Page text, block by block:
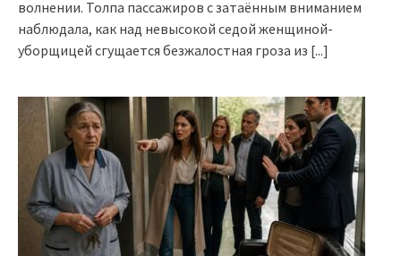
волнении. Толпа пассажиров с затаённым вниманием
наблюдала, как над невысокой седой женщиной-
уборщицей сгущается безжалостная гроза из [...]